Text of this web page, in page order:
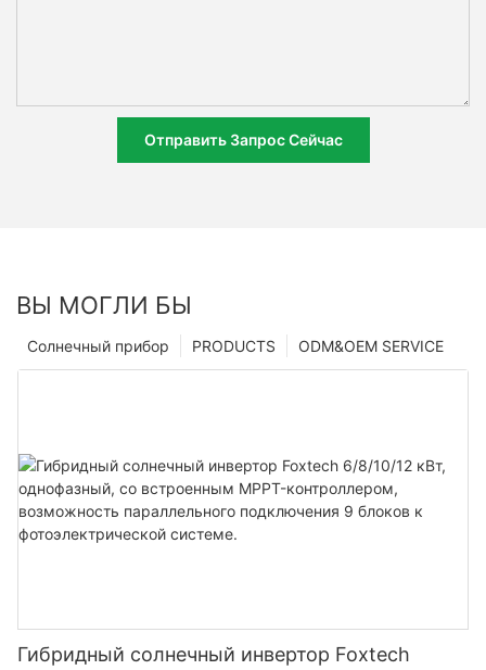
Отправить Запрос Сейчас
ВЫ МОГЛИ БЫ
ODM&OEM SERVICE
PRODUCTS
Солнечный прибор
Гибридный солнечный инвертор Foxtech